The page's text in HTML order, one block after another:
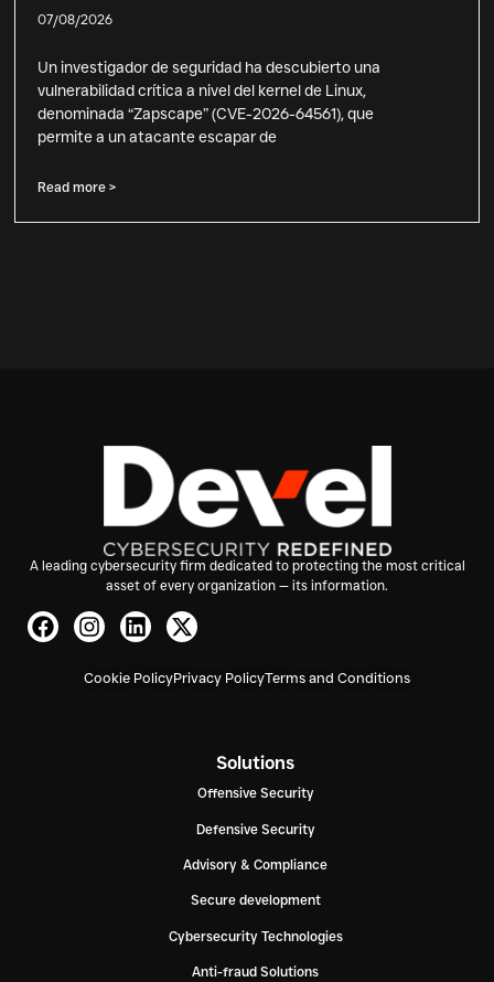
07/08/2026
Un investigador de seguridad ha descubierto una
vulnerabilidad crítica a nivel del kernel de Linux,
denominada “Zapscape” (CVE-2026-64561), que
permite a un atacante escapar de
Read more >
A leading cybersecurity firm dedicated to protecting the most critical
asset of every organization — its information.
Cookie PolicyPrivacy PolicyTerms and Conditions
Solutions
Offensive Security
Defensive Security
Advisory & Compliance
Secure development
Cybersecurity Technologies
Anti-fraud Solutions